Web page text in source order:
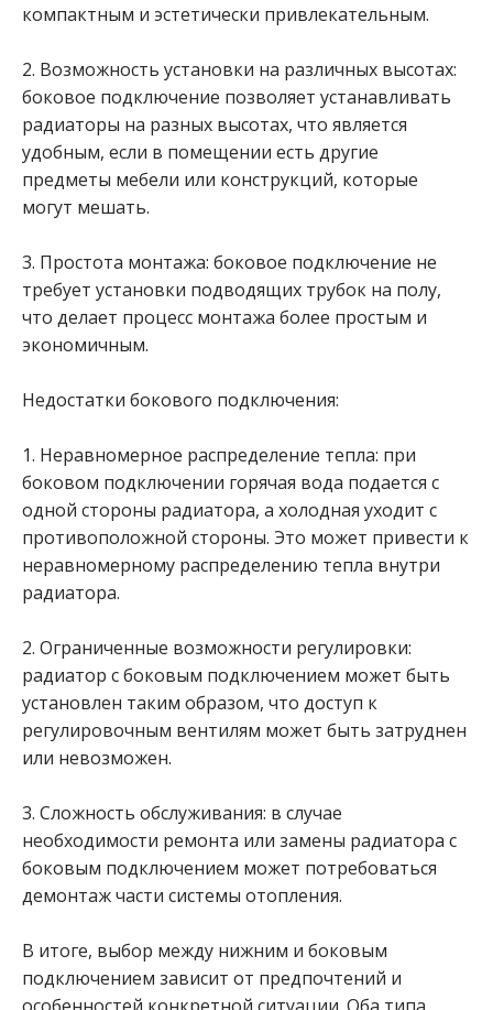
компактным и эстетически привлекательным.
2. Возможность установки на различных высотах:
боковое подключение позволяет устанавливать
радиаторы на разных высотах, что является
удобным, если в помещении есть другие
предметы мебели или конструкций, которые
могут мешать.
3. Простота монтажа: боковое подключение не
требует установки подводящих трубок на полу,
что делает процесс монтажа более простым и
экономичным.
Недостатки бокового подключения:
1. Неравномерное распределение тепла: при
боковом подключении горячая вода подается с
одной стороны радиатора, а холодная уходит с
противоположной стороны. Это может привести к
неравномерному распределению тепла внутри
радиатора.
2. Ограниченные возможности регулировки:
радиатор с боковым подключением может быть
установлен таким образом, что доступ к
регулировочным вентилям может быть затруднен
или невозможен.
3. Сложность обслуживания: в случае
необходимости ремонта или замены радиатора с
боковым подключением может потребоваться
демонтаж части системы отопления.
В итоге, выбор между нижним и боковым
подключением зависит от предпочтений и